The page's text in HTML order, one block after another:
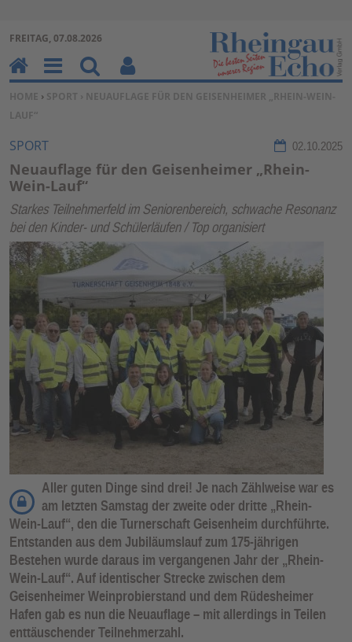
Zum Inhalt springen ↓
FREITAG, 07.08.2026
SIE BEFINDEN SICH HIER:
HOME › SPORT › NEUAUFLAGE FÜR DEN GEISENHEIMER „RHEIN-WEIN-
LAUF“
SPORT 02.10.2025
Neuauflage für den Geisenheimer „Rhein-
Wein-Lauf“
Starkes Teilnehmerfeld im Seniorenbereich, schwache Resonanz
bei den Kinder- und Schülerläufen / Top organisiert
Aller guten Dinge sind drei! Je nach Zählweise war es
am letzten Samstag der zweite oder dritte „Rhein-
Wein-Lauf“, den die Turnerschaft Geisenheim durchführte.
Entstanden aus dem Jubiläumslauf zum 175-jährigen
Bestehen wurde daraus im vergangenen Jahr der „Rhein-
Wein-Lauf“. Auf identischer Strecke zwischen dem
Geisenheimer Weinprobierstand und dem Rüdesheimer
Hafen gab es nun die Neuauflage – mit allerdings in Teilen
enttäuschender Teilnehmerzahl.
H
o
m
e
M
en
Su
ch
Be
nu
un
on
en